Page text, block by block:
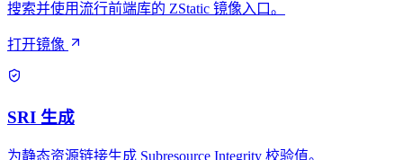
搜索并使用流行前端库的 ZStatic 镜像入口。
打开镜像
SRI 生成
为静态资源链接生成 Subresource Integrity 校验值。